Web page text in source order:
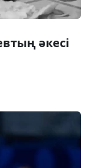
әкесі